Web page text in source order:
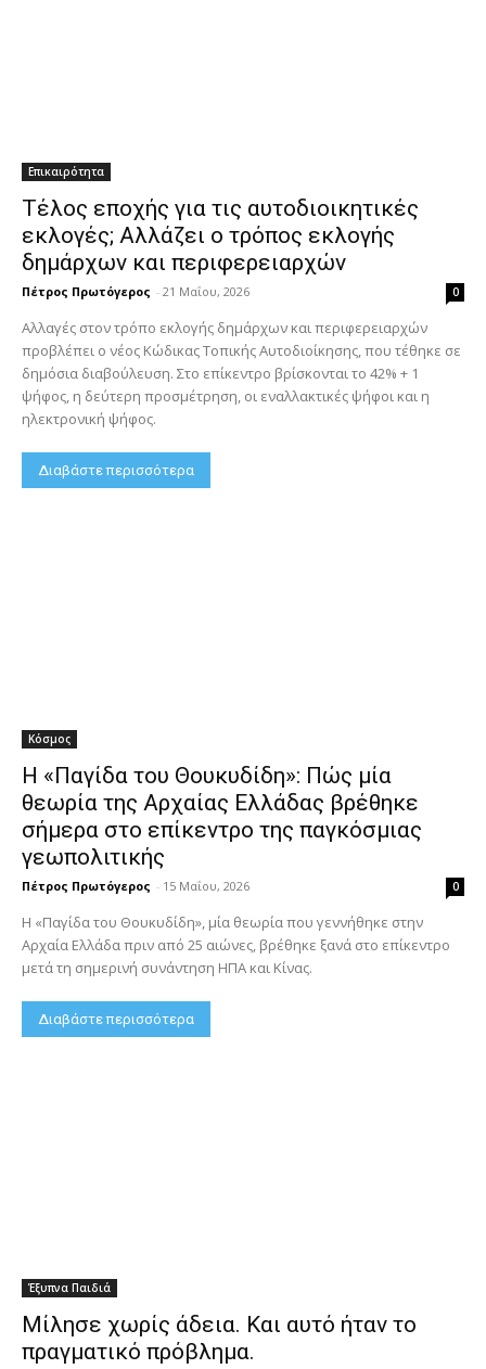
Επικαιρότητα
Τέλος εποχής για τις αυτοδιοικητικές
εκλογές; Αλλάζει ο τρόπος εκλογής
δημάρχων και περιφερειαρχών
Πέτρος Πρωτόγερος - 21 Μαΐου, 2026 0
Αλλαγές στον τρόπο εκλογής δημάρχων και περιφερειαρχών
προβλέπει ο νέος Κώδικας Τοπικής Αυτοδιοίκησης, που τέθηκε σε
δημόσια διαβούλευση. Στο επίκεντρο βρίσκονται το 42% + 1
ψήφος, η δεύτερη προσμέτρηση, οι εναλλακτικές ψήφοι και η
ηλεκτρονική ψήφος.
Διαβάστε περισσότερα
Κόσμος
Η «Παγίδα του Θουκυδίδη»: Πώς μία
θεωρία της Αρχαίας Ελλάδας βρέθηκε
σήμερα στο επίκεντρο της παγκόσμιας
γεωπολιτικής
Πέτρος Πρωτόγερος - 15 Μαΐου, 2026 0
Η «Παγίδα του Θουκυδίδη», μία θεωρία που γεννήθηκε στην
Αρχαία Ελλάδα πριν από 25 αιώνες, βρέθηκε ξανά στο επίκεντρο
μετά τη σημερινή συνάντηση ΗΠΑ και Κίνας.
Διαβάστε περισσότερα
Έξυπνα Παιδιά
Μίλησε χωρίς άδεια. Και αυτό ήταν το
πραγματικό πρόβλημα.